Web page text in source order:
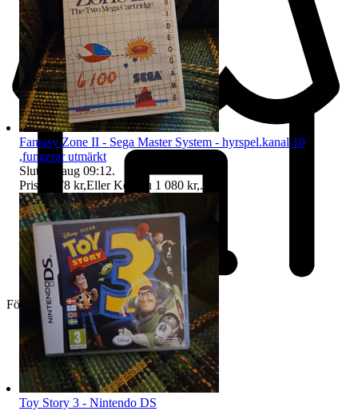
Företag
Fantasy Zone II - Sega Master System - hyrspel.kanal 10
,fungerar utmärkt
Sluttid
9 aug 09:12.
Pris:
1 078 kr,Eller Köp nu 1 080 kr,.
Toy Story 3 - Nintendo DS